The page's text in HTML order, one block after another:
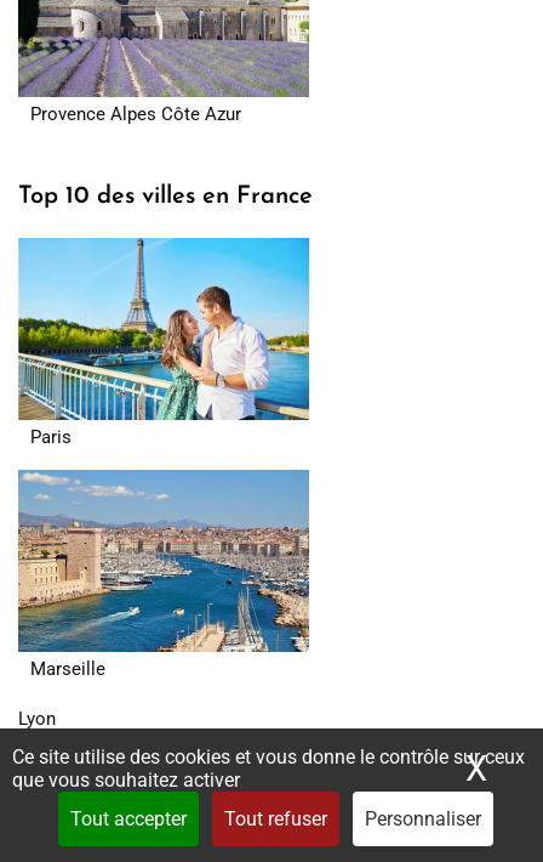
Ce site utilise des cookies et vous donne le contrôle sur ceux
que vous souhaitez activer
Tout accepter
Tout refuser Personnaliser
X
Provence Alpes Côte Azur
Top 10 des villes en France
Paris
Marseille
Lyon